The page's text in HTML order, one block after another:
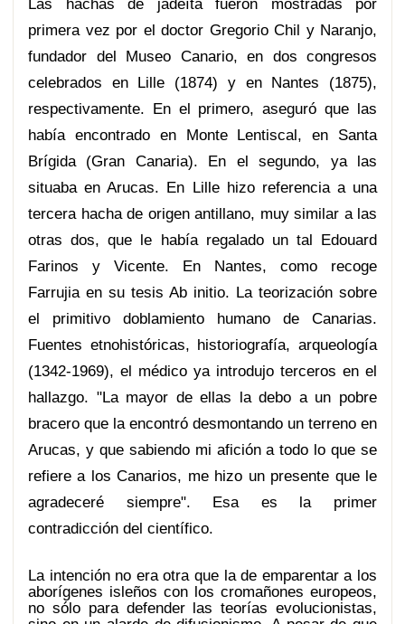
Las hachas de jadeíta fueron mostradas por
primera vez por el doctor Gregorio Chil y Naranjo,
fundador del Museo Canario, en dos congresos
celebrados en Lille (1874) y en Nantes (1875),
respectivamente. En el primero, aseguró que las
había encontrado en Monte Lentiscal, en Santa
Brígida (Gran Canaria). En el segundo, ya las
situaba en Arucas. En Lille hizo referencia a una
tercera hacha de origen antillano, muy similar a las
otras dos, que le había regalado un tal Edouard
Farinos y Vicente. En Nantes, como recoge
Farrujia en su tesis Ab initio. La teorización sobre
el primitivo doblamiento humano de Canarias.
Fuentes etnohistóricas, historiografía, arqueología
(1342-1969), el médico ya introdujo terceros en el
hallazgo. "La mayor de ellas la debo a un pobre
bracero que la encontró desmontando un terreno en
Arucas, y que sabiendo mi afición a todo lo que se
refiere a los Canarios, me hizo un presente que le
agradeceré siempre". Esa es la primer
contradicción del científico.
La intención no era otra que la de emparentar a los
aborígenes isleños con los cromañones europeos,
no sólo para defender las teorías evolucionistas,